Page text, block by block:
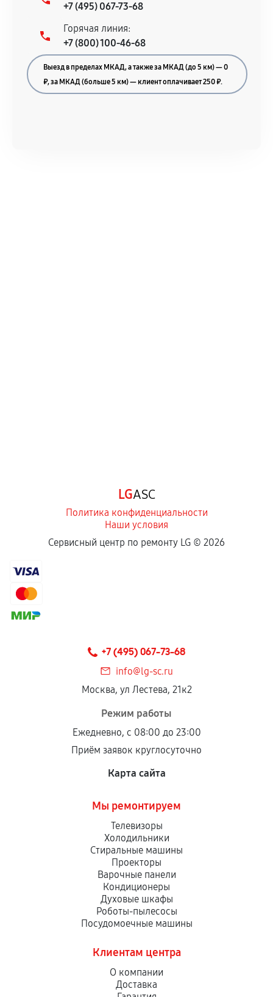
Документы для подтверждения
гарантии
Гарантийный талон.
Акт выполненных работ с датой, перечнем
услуг и сроком гарантии.
отдельных условиях.
Если комплектующие куплены
сохраняться полностью или частично, если
соблюдены следующие условия:
Установка была выполнена нашим сервисным
При этом гарантия на сами комплектующие
продавца. За качество сторонних деталей
сервисный центр ответственности не несет.
+7 (495) 067-73-68
Горячая линия:
+7 (800) 100-46-68
Выезд в пределах МКАД, а также за МКАД (до 5 км) — 0
₽, за МКАД (больше 5 км) — клиент оплачивает 250 ₽.
LGASC
Политика конфиденциальности
Наши условия
Сервисный центр по ремонту LG © 2026
+7 (495) 067-73-68
info@lg-sc.ru
Москва, ул Лестева, 21к2
Режим работы
Ежедневно, с 08:00 до 23:00
Приём заявок круглосуточно
Карта сайта
Мы ремонтируем
Телевизоры
Холодильники
Стиральные машины
Проекторы
Варочные панели
Кондиционеры
Духовые шкафы
Роботы-пылесосы
Посудомоечные машины
Клиентам центра
О компании
Доставка